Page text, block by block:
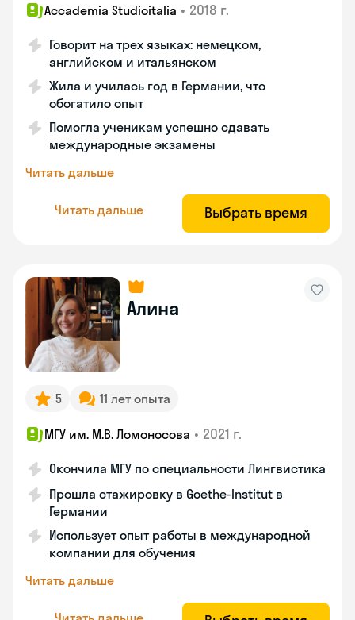
Accademia Studioitalia • 2018 г.
Говорит на трех языках: немецком,
английском и итальянском
Жила и училась год в Германии, что
обогатило опыт
Помогла ученикам успешно сдавать
международные экзамены
Читать дальше
Читать дальше Выбрать время
Алина
5 11 лет опыта
МГУ им. М.В. Ломоносова • 2021 г.
Окончила МГУ по специальности Лингвистика
Прошла стажировку в Goethe-Institut в
Германии
Использует опыт работы в международной
компании для обучения
Читать дальше